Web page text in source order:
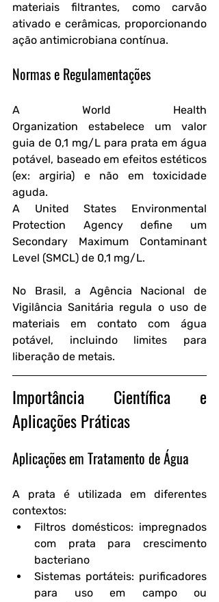
materiais filtrantes, como carvão
ativado e cerâmicas, proporcionando
ação antimicrobiana contínua.
Normas e Regulamentações
A World Health
Organization estabelece um valor
guia de 0,1 mg/L para prata em água
potável, baseado em efeitos estéticos
(ex: argiria) e não em toxicidade
aguda.
A United States Environmental
Protection Agency define um
Secondary Maximum Contaminant
Level (SMCL) de 0,1 mg/L.
No Brasil, a Agência Nacional de
Vigilância Sanitária regula o uso de
materiais em contato com água
potável, incluindo limites para
liberação de metais.
Importância Científica e
Aplicações Práticas
Aplicações em Tratamento de Água
A prata é utilizada em diferentes
contextos:
Filtros domésticos: impregnados
com prata para crescimento
bacteriano
Sistemas portáteis: purificadores
para uso em campo ou